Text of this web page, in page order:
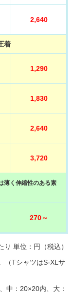
2,640
着
1,290
1,830
2,640
3,720
薄く伸縮性のある素
270～
り 単位：円（税込）
（TシャツはS-XLサ
中：20×20内、大：